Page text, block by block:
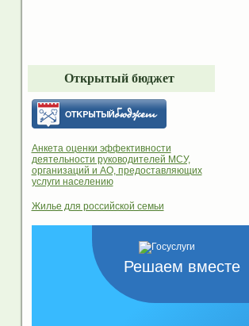
Открытый бюджет
Анкета оценки эффективности
деятельности руководителей МСУ,
организаций и АО, предоставляющих
услуги населению
Жилье для российской семьи
Решаем вместе